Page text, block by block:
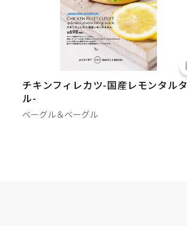
チキンフィレカツ-国産レモンタルタ
ル-
ベーグル＆ベーグル